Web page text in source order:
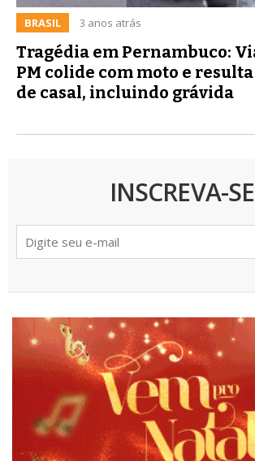
BRASIL 3 anos atrás
Tragédia em Pernambuco:
PM colide com moto e
de casal, incluindo grávida
INSCREVA-SE